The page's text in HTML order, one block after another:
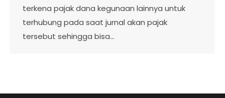
terkena pajak dana kegunaan lainnya untuk
terhubung pada saat jurnal akan pajak
tersebut sehingga bisa…